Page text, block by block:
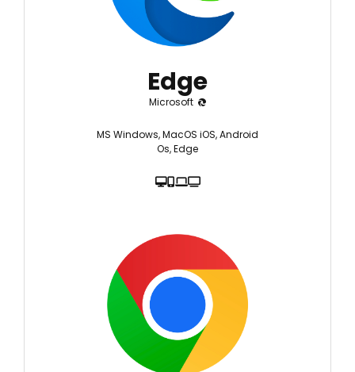
Edge
Microsoft
MS Windows, MacOS iOS, Android
Os, Edge